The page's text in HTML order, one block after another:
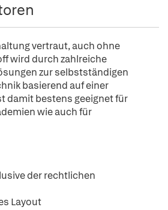
vertraut, auch ohne
wird durch zahlreiche
zur selbstständigen
basierend auf einer
damit bestens geeignet für
wie auch für
der rechtlichen
Layout